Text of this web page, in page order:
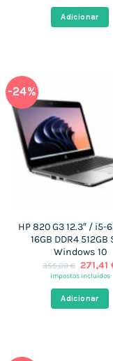
era:
412,00 €.
Adicionar
-24%
HP 820 G3 12.3″ / i5-
16GB DDR4 512GB
Windows 10
355,00€ O
preço
era:
355,00
271,41
impostos incluídos
Adicionar